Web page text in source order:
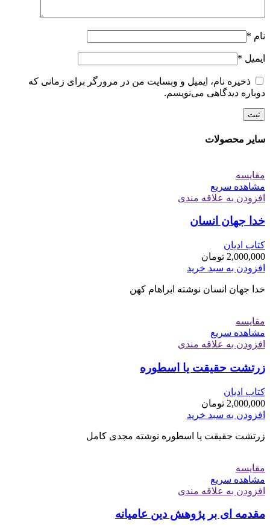
نام *
ایمیل *
ذخیره نام، ایمیل و وبسایت من در مرورگر برای زمانی که
دوباره دیدگاهی می‌نویسم.
سایر محصولات
مقایسه
مشاهده سریع
افزودن به علاقه مندی
خدا جهان انسان
کتاب ادیان
2,000,000 تومان
افزودن به سبد خرید
خدا جهان انسان نوشته ابراهام کهن
مقایسه
مشاهده سریع
افزودن به علاقه مندی
زرتشت حقیقت یا اسطوره
کتاب ادیان
2,000,000 تومان
افزودن به سبد خرید
زرتشت حقیقت یا اسطوره نوشته مجدی کامل
مقایسه
مشاهده سریع
افزودن به علاقه مندی
مقدمه ای بر پژوهش دین عامیانه